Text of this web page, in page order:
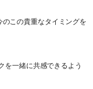
この貴重なタイミングを
を一緒に共感できるよう